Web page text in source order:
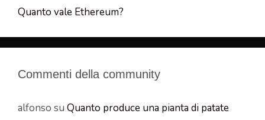
Quanto vale Ethereum?
Commenti della community
alfonso su Quanto produce una pianta di patate